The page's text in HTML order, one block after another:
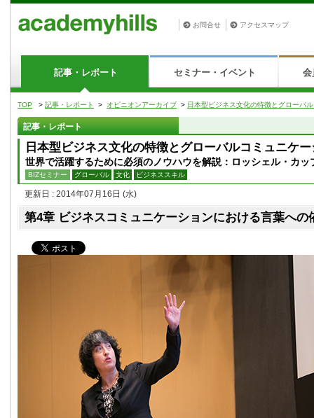
お問合せ アクセスマップ
記事・レポート セミナー・イベント 会
TOP > 記事・レポート > オピニオンアーカイブ > 日本型ビジネス文化の特徴とグローバ
記事・レポート
日本型ビジネス文化の特徴とグローバルコミュニケ
世界で活躍するために必須のノウハウを解説：ロッシェル・カッ
BIZセミナー グローバル 文化 ビジネススキル
更新日 : 2014年07月16日 (水)
第4章 ビジネスコミュニケーションにおける言葉への